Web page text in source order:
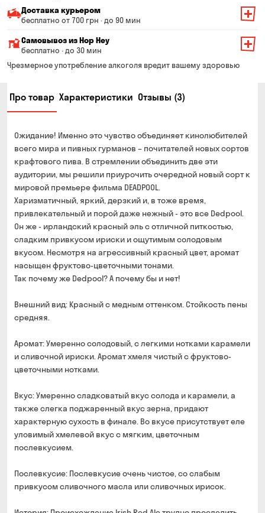
Доставка курьером
бесплатно от 700 грн · до 90 мин
Минимальная сумма всего заказа — 200 грн
Стоимость доставки зависит от суммы всего заказа:
От 200 до 299 грн 139 грн
От 400 до 699 грн
От 700 грн бесплатно
Срок доставки — до 90 минут
*на время доставки могут влиять воздушные тревоги
Оплата:
наличными курьеру
банковской картой на сайте
Самовывоз из Hop Hey
бесплатно · до 30 мин
Минимальная сумма всего заказа — 250 грн
Можете без очереди забрать из магазина в удобное
для Вас время
наличными в магазине
банковской картой на сайте и в магазине
Чрезмерное употребление алкоголя вредит вашему здоровью
Про товар Характеристики Отзывы (3)
Ожидание! Именно это чувство объединяет кинолюбителей
всего мира и пивных гурманов – почитателей новых сортов
крафтового пива. В стремлении объединить две эти
аудитории, мы решили приурочить очередной новый сорт к
мировой премьере фильма DEADPOOL.
Харизматичный, яркий, дерзкий и, в тоже время,
привлекательный и порой даже нежный - это все Dedpool.
Он же - ирландский красный эль с отличной питкостью,
сладким привкусом ириски и ощутимым солодовым
вкусом. Несмотря на агрессивный красный цвет, аромат
насыщен фруктово-цветочными тонами.
Так почему же Dedpool? А почему бы и нет!
Внешний вид: Красный с медным оттенком. Стойкость пены
средняя.
Аромат: Умеренно солодовый, с легкими нотками карамели
и сливочной ириски. Аромат хмеля чистый с фруктово-
цветочными нотками.
Вкус: Умеренно сладковатый вкус солода и карамели, а
также слегка поджаренный вкус зерна, придают
характерную сухость в финале. Во вкусе присутствует еле
уловимый хмелевой вкус с мягким, цветочным
послевкусием.
Послевкусие: Послевкусие очень чистое, со слабым
привкусом сливочного масла или сливочных ирисок.